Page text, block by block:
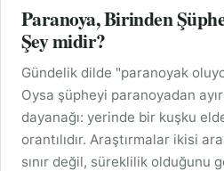
Paranoya, Birinden
Şey midir?
Gündelik dilde "paranoyak
Oysa şüpheyi paranoyadan
dayanağı: yerinde bir kuşku
orantılıdır. Araştırmalar ikisi
sınır değil, süreklilik olduğunu